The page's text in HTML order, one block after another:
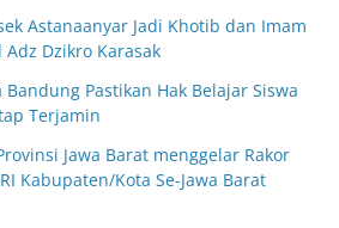
Astanaanyar Jadi Khotib dan Imam
Dzikro Karasak
Pastikan Hak Belajar Siswa
Terjamin
Jawa Barat menggelar Rakor
Kabupaten/Kota Se-Jawa Barat